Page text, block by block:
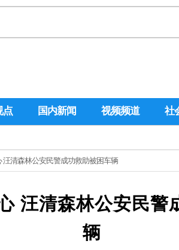
点 国内新闻 视频频道 社
汪清森林公安民警成功救助被困车辆
汪清森林公安民警
辆